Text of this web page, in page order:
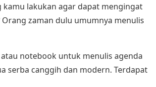
kamu lakukan agar dapat mengingat
zaman dulu umumnya menulis
notebook untuk menulis agenda
serba canggih dan modern. Terdapat